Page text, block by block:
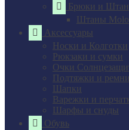
Брюки и
Штаны Molo
Аксессуары
Носки и Колготки
Рюкзаки и сумки
Очки
Подтяжки и ремни
Шапки
Варежки и
Шарфы и снуды
Обувь